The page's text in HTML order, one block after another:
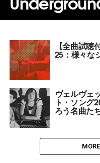
【全曲試
25：様々な
ヴェルヴェ
ト・ソング
ろう名曲た